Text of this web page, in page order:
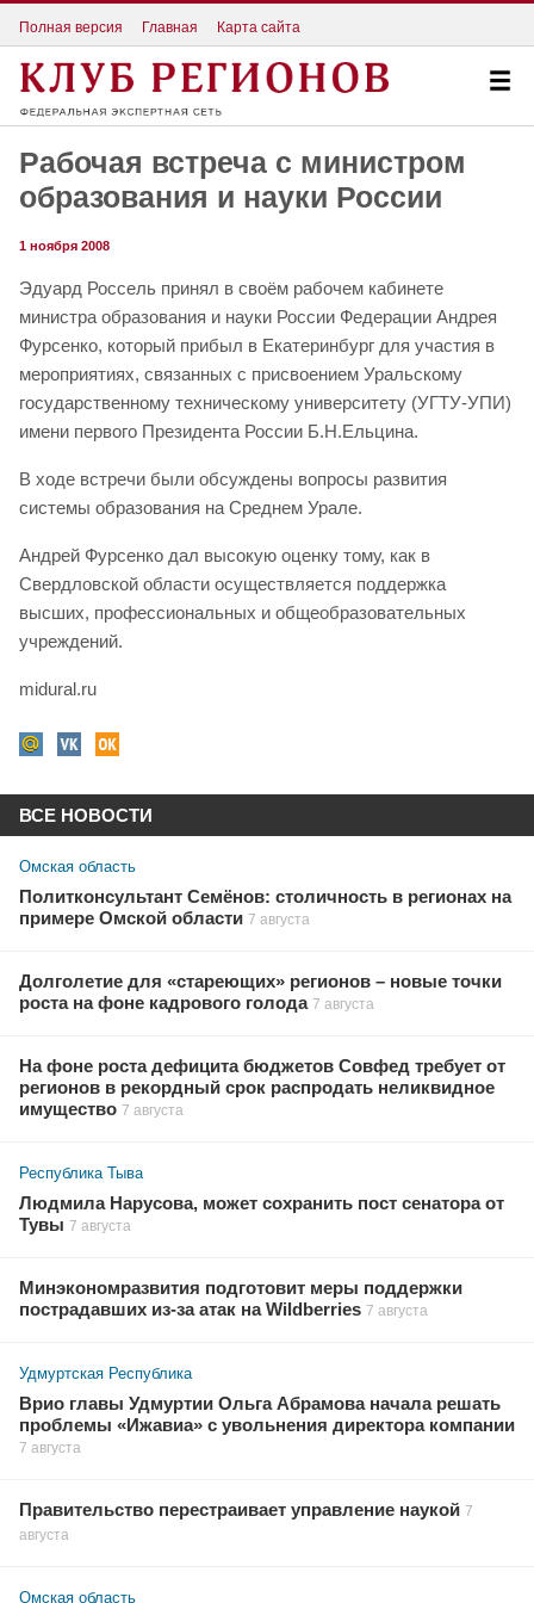
Полная версия Главная Карта сайта
Рабочая встреча с министром
образования и науки России
1 ноября 2008
Эдуард Россель принял в своём рабочем кабинете
министра образования и науки России Федерации Андрея
Фурсенко, который прибыл в Екатеринбург для участия в
мероприятиях, связанных с присвоением Уральскому
государственному техническому университету (УГТУ-УПИ)
имени первого Президента России Б.Н.Ельцина.
В ходе встречи были обсуждены вопросы развития
системы образования на Среднем Урале.
Андрей Фурсенко дал высокую оценку тому, как в
Свердловской области осуществляется поддержка
высших, профессиональных и общеобразовательных
учреждений.
midural.ru
ВСЕ НОВОСТИ
Омская область
Политконсультант Семёнов: столичность в регионах на
примере Омской области 7 августа
Долголетие для «стареющих» регионов – новые точки
роста на фоне кадрового голода 7 августа
На фоне роста дефицита бюджетов Совфед требует от
регионов в рекордный срок распродать неликвидное
имущество 7 августа
Республика Тыва
Людмила Нарусова, может сохранить пост сенатора от
Тувы 7 августа
Минэкономразвития подготовит меры поддержки
пострадавших из-за атак на Wildberries 7 августа
Удмуртская Республика
Врио главы Удмуртии Ольга Абрамова начала решать
проблемы «Ижавиа» с увольнения директора компании
7 августа
Правительство перестраивает управление наукой 7
августа
Омская область